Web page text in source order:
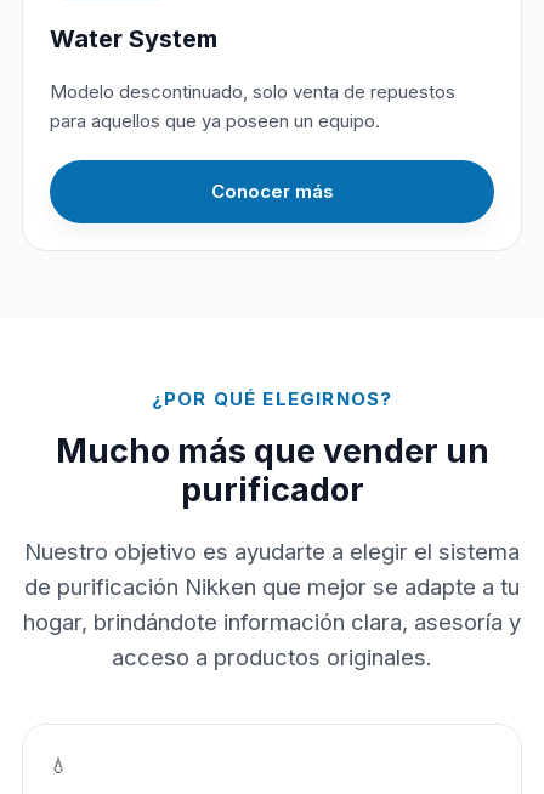
Water System
Modelo descontinuado, solo venta de repuestos
para aquellos que ya poseen un equipo.
Conocer más
¿POR QUÉ ELEGIRNOS?
Mucho más que vender un
purificador
Nuestro objetivo es ayudarte a elegir el sistema
de purificación Nikken que mejor se adapte a tu
hogar, brindándote información clara, asesoría y
acceso a productos originales.
💧